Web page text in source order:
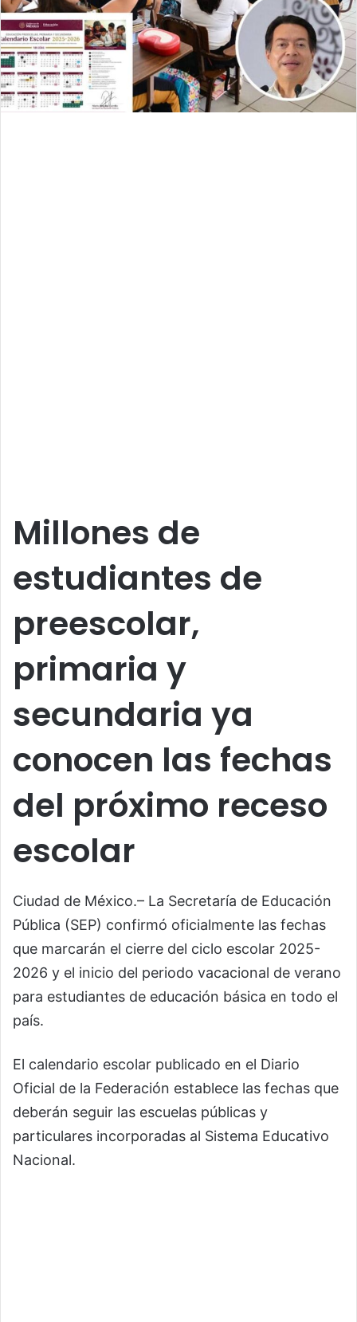
Millones de
estudiantes de
preescolar,
primaria y
secundaria ya
conocen las fechas
del próximo receso
escolar
Ciudad de México.– La Secretaría de Educación
Pública (SEP) confirmó oficialmente las fechas
que marcarán el cierre del ciclo escolar 2025-
2026 y el inicio del periodo vacacional de verano
para estudiantes de educación básica en todo el
país.
El calendario escolar publicado en el Diario
Oficial de la Federación establece las fechas que
deberán seguir las escuelas públicas y
particulares incorporadas al Sistema Educativo
Nacional.